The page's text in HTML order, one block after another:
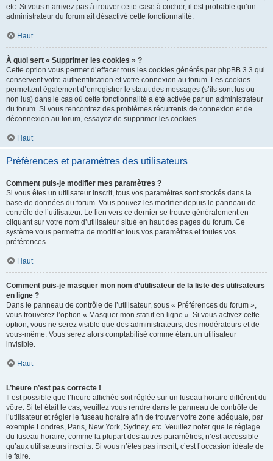
etc. Si vous n’arrivez pas à trouver cette case à cocher, il est probable qu’un
administrateur du forum ait désactivé cette fonctionnalité.
Haut
À quoi sert « Supprimer les cookies » ?
Cette option vous permet d’effacer tous les cookies générés par phpBB 3.3 qui
conservent votre authentification et votre connexion au forum. Les cookies
permettent également d’enregistrer le statut des messages (s’ils sont lus ou
non lus) dans le cas où cette fonctionnalité a été activée par un administrateur
du forum. Si vous rencontrez des problèmes récurrents de connexion et de
déconnexion au forum, essayez de supprimer les cookies.
Haut
Préférences et paramètres des utilisateurs
Comment puis-je modifier mes paramètres ?
Si vous êtes un utilisateur inscrit, tous vos paramètres sont stockés dans la
base de données du forum. Vous pouvez les modifier depuis le panneau de
contrôle de l’utilisateur. Le lien vers ce dernier se trouve généralement en
cliquant sur votre nom d’utilisateur situé en haut des pages du forum. Ce
système vous permettra de modifier tous vos paramètres et toutes vos
préférences.
Haut
Comment puis-je masquer mon nom d’utilisateur de la liste des utilisateurs
en ligne ?
Dans le panneau de contrôle de l’utilisateur, sous « Préférences du forum »,
vous trouverez l’option « Masquer mon statut en ligne ». Si vous activez cette
option, vous ne serez visible que des administrateurs, des modérateurs et de
vous-même. Vous serez alors comptabilisé comme étant un utilisateur
invisible.
Haut
L’heure n’est pas correcte !
Il est possible que l’heure affichée soit réglée sur un fuseau horaire différent du
vôtre. Si tel était le cas, veuillez vous rendre dans le panneau de contrôle de
l’utilisateur et régler le fuseau horaire afin de trouver votre zone adéquate, par
exemple Londres, Paris, New York, Sydney, etc. Veuillez noter que le réglage
du fuseau horaire, comme la plupart des autres paramètres, n’est accessible
qu’aux utilisateurs inscrits. Si vous n’êtes pas inscrit, c’est l’occasion idéale de
le faire.